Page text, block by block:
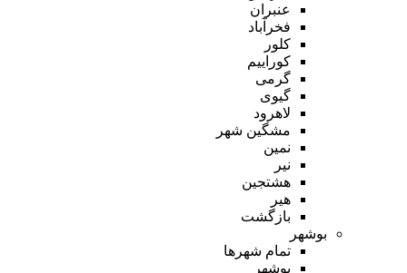
عنبران
فخرآباد
کلور
کوراییم
گرمی
گیوی
لاهرود
مشگین شهر
نمین
نیر
هشتجین
هیر
بازگشت
بوشهر
تمام شهر‌ها
بوشهر